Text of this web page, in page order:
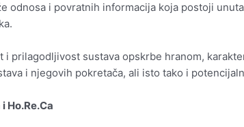
odnosa i povratnih informacija koja postoji
i prilagodljivost sustava opskrbe hranom,
i njegovih pokretača, ali isto tako i
Ho.Re.Ca